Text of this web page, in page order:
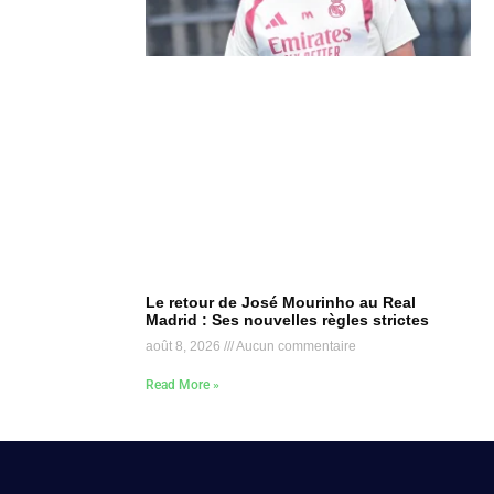
Le retour de José Mourinho au Real
Madrid : Ses nouvelles règles strictes
août 8, 2026 Aucun commentaire
Read More »